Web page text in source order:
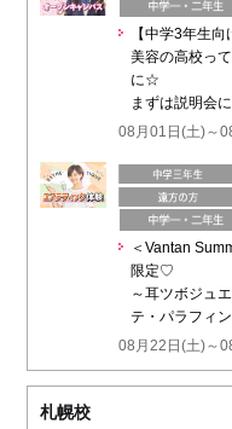
【中学3年生向
美容の高校っ
に☆
まずは説明会
08月01日(土)～
＜Vantan
限定♡
～耳ツボジュ
テ・パラフィ
08月22日(土)～
札幌校